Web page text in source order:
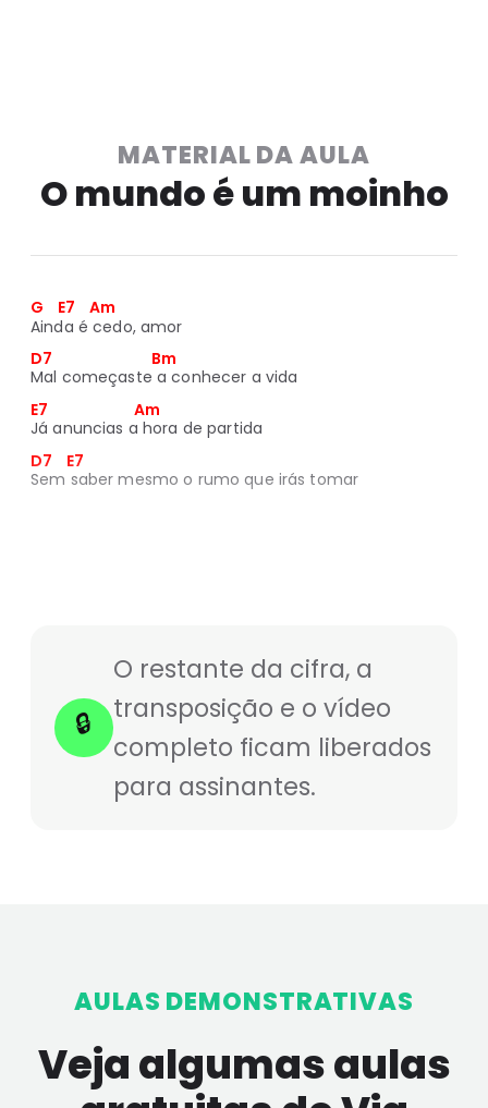
MATERIAL DA AULA
O mundo é um moinho
G    E7    Am
Ainda é cedo, amor
D7                             Bm
Mal começaste a conhecer a vida
E7                         Am
Já anuncias a hora de partida
D7    E7
Sem saber mesmo o rumo que irás tomar
🔒
O restante da cifra, a
transposição e o vídeo
completo ficam liberados
para assinantes.
AULAS DEMONSTRATIVAS
Veja algumas aulas